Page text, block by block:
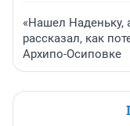
«Нашел Наденьку,
рассказал, как
Архипо-Осиповке